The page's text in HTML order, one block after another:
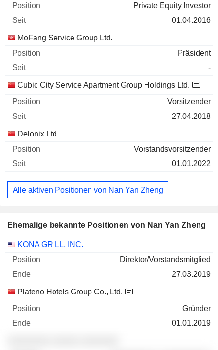
Private Equity Investor
01.04.2016
MoFang Service Group Ltd.
Präsident
-
Cubic City Service Apartment Group Holdings Ltd.
Vorsitzender
27.04.2018
Delonix Ltd.
Vorstandsvorsitzender
01.01.2022
Alle aktiven Positionen von Nan Yan Zheng
Ehemalige bekannte Positionen von Nan Yan Zheng
Unternehmen Position
KONA GRILL, INC.
Direktor/Vorstandsmitglied
27.03.2019
Plateno Hotels Group Co., Ltd.
Gründer
01.01.2019